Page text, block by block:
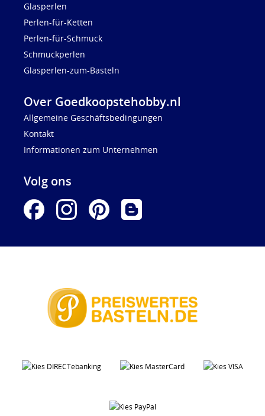
Glasperlen
Perlen-für-Ketten
Perlen-für-Schmuck
Schmuckperlen
Glasperlen-zum-Basteln
Over Goedkoopstehobby.nl
Allgemeine Geschäftsbedingungen
Kontakt
Informationen zum Unternehmen
Volg ons